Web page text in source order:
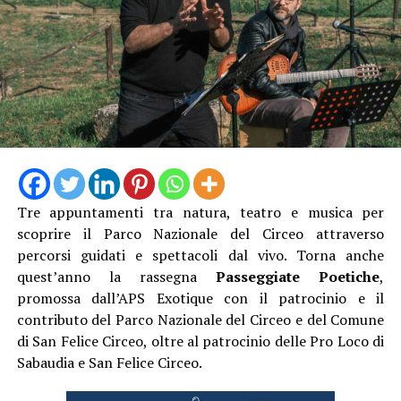
Camminando nel borgo si incroceranno proposte
artistiche per tutti i gusti. Presso l’Infermeria dei
Conversi andrà in scena lo spettacolo di teatro-danza
“Le Donne del Fuoco” a cura di Piedi Scalzi, un’opera
intensa ispirata all’universo femminile medievale,
mentre la Grande Arena si accenderà con le maestose
esibizioni di danza con il fuoco e teatro fisico della
compagnia Una Lamp.
Tre appuntamenti tra natura, teatro e musica per
scoprire il Parco Nazionale del Circeo attraverso
percorsi guidati e spettacoli dal vivo. Torna anche
quest’anno la rassegnaPasseggiate Poetiche,
promossa dall’APS Exotique con il patrocinio e il
contributo del Parco Nazionale del Circeo e del Comune
di San Felice Circeo, oltre al patrocinio delle Pro Loco di
Sabaudia e San Felice Circeo.